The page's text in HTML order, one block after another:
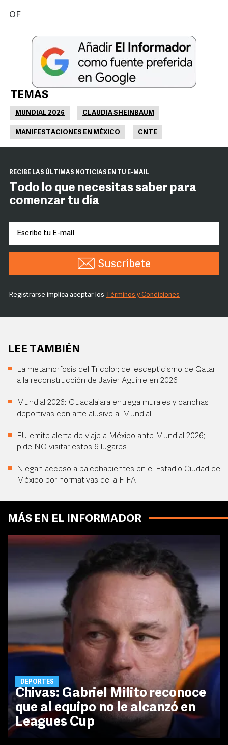
OF
TEMAS
MUNDIAL 2026 CLAUDIA SHEINBAUM
MANIFESTACIONES EN MÉXICO CNTE
RECIBE LAS ÚLTIMAS NOTICIAS EN TU E-MAIL
Todo lo que necesitas saber para
comenzar tu día
Suscríbete
Registrarse implica aceptar los Términos y Condiciones
LEE TAMBIÉN
La metamorfosis del Tricolor; del escepticismo de Qatar
a la reconstrucción de Javier Aguirre en 2026
Mundial 2026: Guadalajara entrega murales y canchas
deportivas con arte alusivo al Mundial
EU emite alerta de viaje a México ante Mundial 2026;
pide NO visitar estos 6 lugares
Niegan acceso a palcohabientes en el Estadio Ciudad de
México por normativas de la FIFA
MÁS EN EL INFORMADOR
DEPORTES
Chivas: Gabriel Milito reconoce
que al equipo no le alcanzó en
Leagues Cup